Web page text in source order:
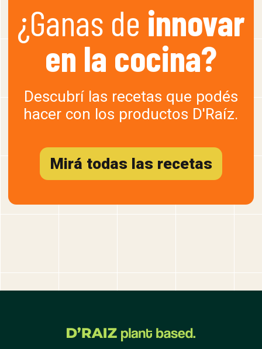
¿Ganas de innovar
en la cocina?
Descubrí las recetas que podés
hacer con los productos D'Raíz.
Mirá todas las recetas